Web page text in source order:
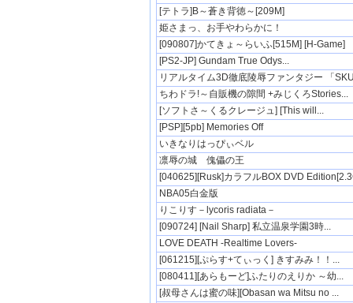
[テトラ]B～蒼き背徳～[209M]
姫さまっ、お手やわらかに！
[090807]かてきょ～らいふ[515M] [H-Game]
[PS2-JP] Gundam True Odys...
リアルタイム3D徹底陵辱ファンタジー 「
ちわドラ!～自販機の隙間 +みじくろStories...
[ソフトさ～くるクレージュ] [This will...
[PSP][5pb] Memories Off
いきなりはっぴぃベル
凛辱の城 傀儡の王
[040625][Rusk]カラフルBOX DVD
NBA05白金版
りこりす－lycoris radiata－
[090724] [Nail Sharp] 私立温泉学園3時...
LOVE DEATH -Realtime Lovers-
[061215][ぷらす+てぃっく] きすみみ！！...
[080411][あらもーど]ふたりのえりか ～幼...
[叔母さんは蜜の味][Obasan wa Mitsu no ...